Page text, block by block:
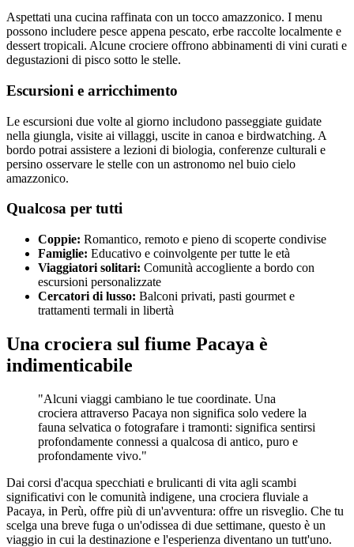
Aspettati una cucina raffinata con un tocco amazzonico. I menu
possono includere pesce appena pescato, erbe raccolte localmente e
dessert tropicali. Alcune crociere offrono abbinamenti di vini curati e
degustazioni di pisco sotto le stelle.
Escursioni e arricchimento
Le escursioni due volte al giorno includono passeggiate guidate
nella giungla, visite ai villaggi, uscite in canoa e birdwatching. A
bordo potrai assistere a lezioni di biologia, conferenze culturali e
persino osservare le stelle con un astronomo nel buio cielo
amazzonico.
Qualcosa per tutti
Coppie: Romantico, remoto e pieno di scoperte condivise
Famiglie: Educativo e coinvolgente per tutte le età
Viaggiatori solitari: Comunità accogliente a bordo con
escursioni personalizzate
Cercatori di lusso: Balconi privati, pasti gourmet e
trattamenti termali in libertà
Una crociera sul fiume Pacaya è
indimenticabile
"Alcuni viaggi cambiano le tue coordinate. Una
crociera attraverso Pacaya non significa solo vedere la
fauna selvatica o fotografare i tramonti: significa sentirsi
profondamente connessi a qualcosa di antico, puro e
profondamente vivo."
Dai corsi d'acqua specchiati e brulicanti di vita agli scambi
significativi con le comunità indigene, una crociera fluviale a
Pacaya, in Perù, offre più di un'avventura: offre un risveglio. Che tu
scelga una breve fuga o un'odissea di due settimane, questo è un
viaggio in cui la destinazione e l'esperienza diventano un tutt'uno.